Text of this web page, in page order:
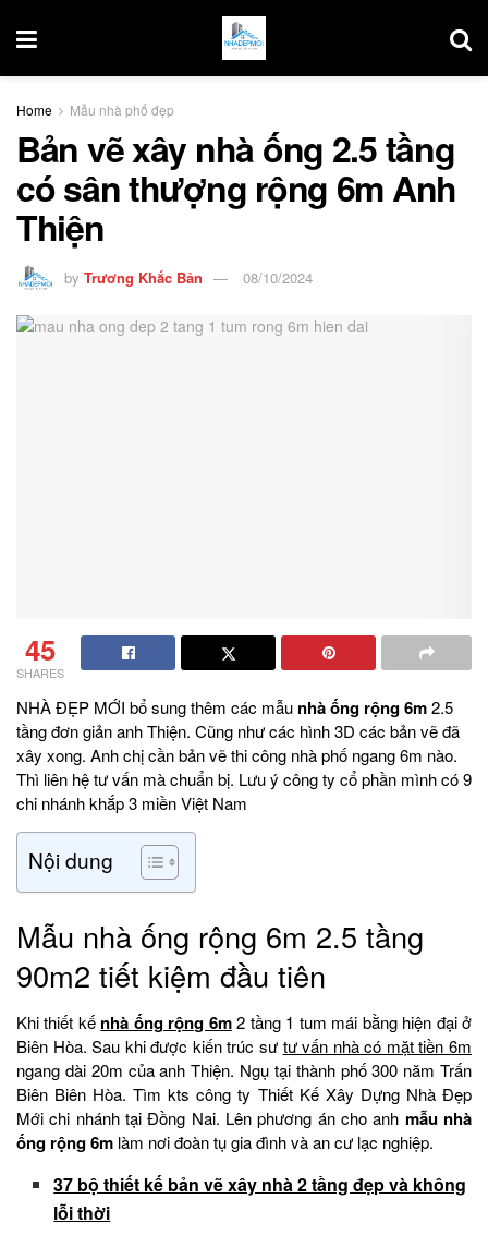
Home Mẫu nhà phố đẹp
Bản vẽ xây nhà ống 2.5 tầng
có sân thượng rộng 6m Anh
Thiện
by Trương Khắc Bản 08/10/2024
45
SHARES
NHÀ ĐẸP MỚI bổ sung thêm các mẫu nhà ống rộng 6m2.5
tầng đơn giản anh Thiện. Cũng như các hình 3D các bản vẽ đã
xây xong. Anh chị cần bản vẽ thi công nhà phố ngang 6m nào.
Thì liên hệ tư vấn mà chuẩn bị. Lưu ý công ty cổ phần mình có 9
chi nhánh khắp 3 miền Việt Nam
Nội dung
Mẫu nhà ống rộng 6m 2.5 tầng
90m2 tiết kiệm đầu tiên
Khi thiết kế nhà ống rộng 6m2 tầng 1 tum mái bằng hiện đại ở
Biên Hòa. Sau khi được kiến trúc sư tư vấn nhà có mặt tiền 6m
ngang dài 20m của anh Thiện. Ngụ tại thành phố 300 năm Trấn
Biên Biên Hòa. Tìm kts công ty Thiết Kế Xây Dựng Nhà Đẹp
Mới chi nhánh tại Đồng Nai. Lên phương án cho anh mẫu nhà
ống rộng 6m làm nơi đoàn tụ gia đình và an cư lạc nghiệp.
37 bộ thiết kế bản vẽ xây nhà 2 tầng đẹp và không
lỗi thời